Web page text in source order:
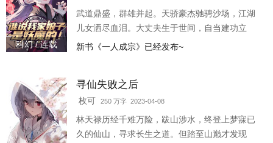
科幻 / 连载
武道鼎盛，群雄并起。天骄豪杰驰骋沙场，江湖
儿女洒尽血泪。大丈夫生于世间，自当建功立
业！ “——当真？”杨是非疑惑回首。自己家里的
新书《一人成宗》已经发布~
寻仙失败之后
枚可 250 万字 2023-04-08
林天禄历经千难万险，跋山涉水，终登上梦寐已
久的仙山，寻求长生之道。但踏至山巅才发现